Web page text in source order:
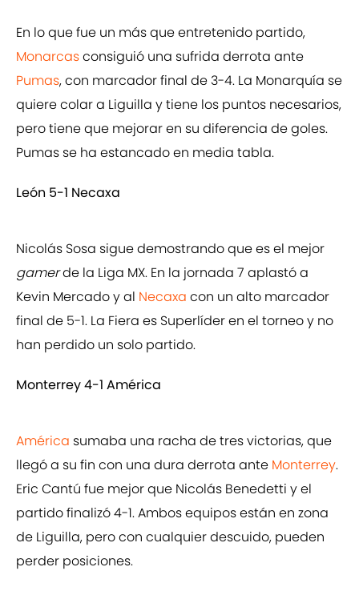
En lo que fue un más que entretenido partido,
Monarcasconsiguió una sufrida derrota ante
Pumas, con marcador final de 3-4. La Monarquía se
quiere colar a Liguilla y tiene los puntos necesarios,
pero tiene que mejorar en su diferencia de goles.
Pumas se ha estancado en media tabla.
León 5-1 Necaxa
Nicolás Sosa sigue demostrando que es el mejor
gamerde la Liga MX. En la jornada 7 aplastó a
Kevin Mercado y al Necaxa con un alto marcador
final de 5-1. La Fiera es Superlíder en el torneo y no
han perdido un solo partido.
Monterrey 4-1 América
América sumaba una racha de tres victorias, que
llegó a su fin con una dura derrota ante Monterrey.
Eric Cantú fue mejor que Nicolás Benedetti y el
partido finalizó 4-1. Ambos equipos están en zona
de Liguilla, pero con cualquier descuido, pueden
perder posiciones.